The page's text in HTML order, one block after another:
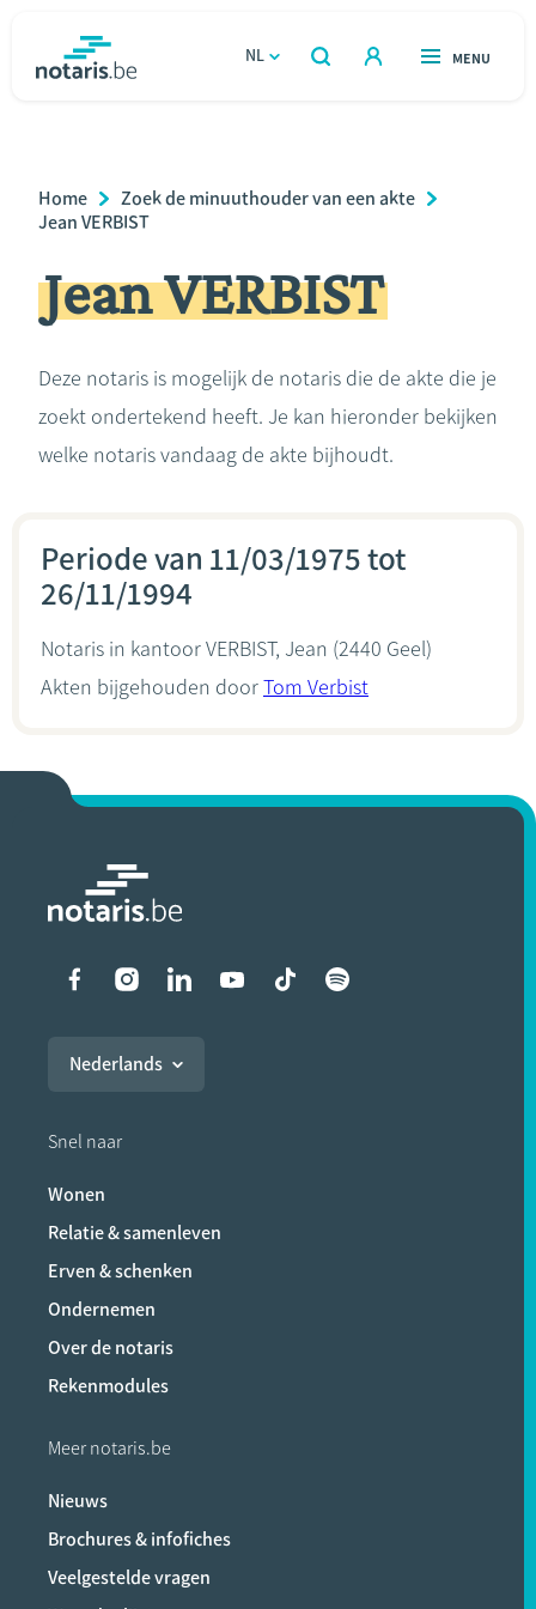
gaan
NL
OPEN
ZOEKEN
OPEN
MENU
Relatie & samenleven
Erven & schenken
Over de notaris
Breadcrumb
Home
Zoek de minuuthouder van een akte
Jean VERBIST
Jean VERBIST
Deze notaris is mogelijk de notaris die de akte die je
zoekt ondertekend heeft. Je kan hieronder bekijken
welke notaris vandaag de akte bijhoudt.
Periode van 11/03/1975 tot
26/11/1994
Notaris in kantoorVERBIST, Jean (2440 Geel)
Akten bijgehouden doorTom Verbist
Liens vers les réseaux
Nederlands
Snel naar
Wonen
Relatie & samenleven
Erven & schenken
Ondernemen
Over de notaris
Rekenmodules
Meer notaris.be
Nieuws
Brochures & infofiches
Veelgestelde vragen